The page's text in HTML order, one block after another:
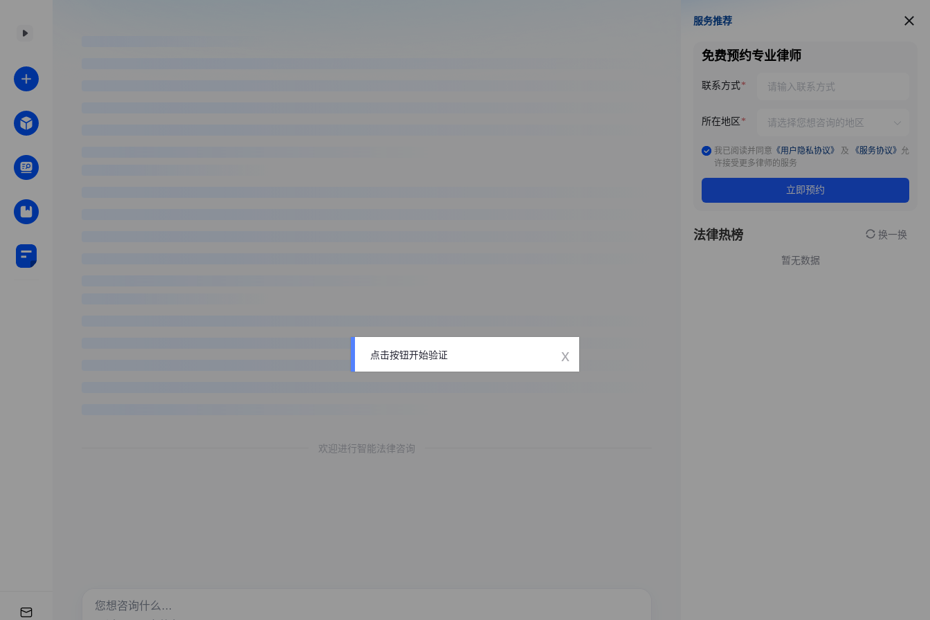
欢迎进行智能法律咨询
服务推荐
服务推荐
免费预约专业律师
联系方式
所在地区
我已阅读并同意 《用户隐私协议》 及 《服务协议》 允
许接受更多律师的服务
立即预约
法律热榜 换一换
暂无数据
点击按钮开始验证 x